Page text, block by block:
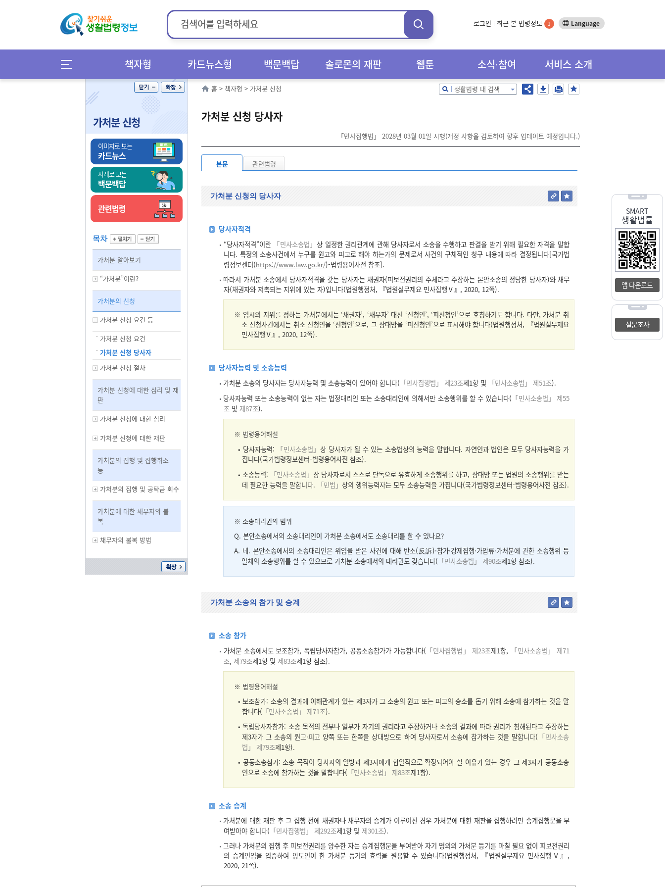
로그인 최근 본 법령정보 1 Language
책자형 카드뉴스형 백문백답 솔로몬의 재판 웹툰 소식∙참여 서비스 소개
SMART
생활법률
앱 다운로드
설문조사
가처분 신청
이미지로 보는
카드뉴스
사례로 보는
백문백답
관련법령
목차
가처분 알아보기
“가처분”이란?
가처분의 신청
가처분 신청 요건 등
가처분 신청 요건
가처분 신청 당사자
가처분 신청 절차
가처분 신청에 대한 심리 및 재
판
가처분 신청에 대한 심리
가처분 신청에 대한 재판
가처분의 집행 및 집행취소
등
가처분의 집행 및 공탁금 회수
가처분에 대한 채무자의 불
복
채무자의 불복 방법
홈 > 책자형 > 가처분 신청 생활법령 내 검색
가처분 신청 당사자
「민사집행법」 2028년 03월 01일 시행(개정 사항을 검토하여 향후 업데이트 예정입니다.)
본문 관련법령
가처분 신청의 당사자
당사자적격
“당사자적격”이란 「민사소송법」 상 일정한 권리관계에 관해 당사자로서 소송을 수행하고 판결을 받기 위해 필요한 자격을 말합
니다. 특정의 소송사건에서 누구를 원고와 피고로 해야 하는가의 문제로서 사건의 구체적인 청구 내용에 따라 결정됩니다[국가법
령정보센터(https://www.law.go.kr/)-법령용어사전 참조].
따라서 가처분 소송에서 당사자적격을 갖는 당사자는 채권자(피보전권리의 주체라고 주장하는 본안소송의 정당한 당사자)와 채무
자(채권자와 저촉되는 지위에 있는 자)입니다(법원행정처, 『법원실무제요 민사집행Ⅴ』, 2020, 12쪽).
※ 임시의 지위를 정하는 가처분에서는 ‘채권자’, ‘채무자’ 대신 ‘신청인’, ‘피신청인’으로 호칭하기도 합니다. 다만, 가처분 취
소 신청사건에서는 취소 신청인을 ‘신청인’으로, 그 상대방을 ‘피신청인’으로 표시해야 합니다(법원행정처, 『법원실무제요
민사집행Ⅴ』, 2020, 12쪽).
당사자능력 및 소송능력
가처분 소송의 당사자는 당사자능력 및 소송능력이 있어야 합니다( 「민사집행법」 제23조제1항 및 「민사소송법」 제51조).
당사자능력 또는 소송능력이 없는 자는 법정대리인 또는 소송대리인에 의해서만 소송행위를 할 수 있습니다( 「민사소송법」 제55
조 및 제87조).
※ 법령용어해설
• 당사자능력:
「민사소송법」 상 당사자가 될 수 있는 소송법상의 능력을 말합니다. 자연인과 법인은 모두 당사자능력을 가
집니다(국가법령정보센터-법령용어사전 참조).
• 소송능력:
「민사소송법」 상 당사자로서 스스로 단독으로 유효하게 소송행위를 하고, 상대방 또는 법원의 소송행위를 받는
데 필요한 능력을 말합니다.
「민법」 상의 행위능력자는 모두 소송능력을 가집니다(국가법령정보센터-법령용어사전 참조).
※ 소송대리권의 범위
Q. 본안소송에서의 소송대리인이 가처분 소송에서도 소송대리를 할 수 있나요?
A. 네. 본안소송에서의 소송대리인은 위임을 받은 사건에 대해 반소(反訴)·참가·강제집행·가압류·가처분에 관한 소송행위 등
일체의 소송행위를 할 수 있으므로 가처분 소송에서의 대리권도 갖습니다( 「민사소송법」 제90조제1항 참조).
가처분 소송의 참가 및 승계
소송 참가
가처분 소송에서도 보조참가, 독립당사자참가, 공동소송참가가 가능합니다( 「민사집행법」 제23조제1항,
「민사소송법」 제71
조, 제79조제1항 및 제83조제1항 참조).
※ 법령용어해설
• 보조참가: 소송의 결과에 이해관계가 있는 제3자가 그 소송의 원고 또는 피고의 승소를 돕기 위해 소송에 참가하는 것을 말
합니다( 「민사소송법」 제71조).
• 독립당사자참가: 소송 목적의 전부나 일부가 자기의 권리라고 주장하거나 소송의 결과에 따라 권리가 침해된다고 주장하는
제3자가 그 소송의 원고·피고 양쪽 또는 한쪽을 상대방으로 하여 당사자로서 소송에 참가하는 것을 말합니다( 「민사소송
법」 제79조제1항).
• 공동소송참가: 소송 목적이 당사자의 일방과 제3자에게 합일적으로 확정되어야 할 이유가 있는 경우 그 제3자가 공동소송
인으로 소송에 참가하는 것을 말합니다( 「민사소송법」 제83조제1항).
소송 승계
가처분에 대한 재판 후 그 집행 전에 채권자나 채무자의 승계가 이루어진 경우 가처분에 대한 재판을 집행하려면 승계집행문을 부
여받아야 합니다( 「민사집행법」 제292조제1항 및 제301조).
그러나 가처분의 집행 후 피보전권리를 양수한 자는 승계집행문을 부여받아 자기 명의의 가처분 등기를 마칠 필요 없이 피보전권리
의 승계인임을 입증하여 양도인이 한 가처분 등기의 효력을 원용할 수 있습니다(법원행정처, 『법원실무제요 민사집행Ⅴ』,
2020, 21쪽).